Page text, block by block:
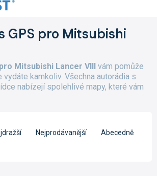
GPS pro Mitsubishi
Mitsubishi Lancer VIII vám pomůže
vydáte kamkoliv. Všechna autorádia s
nabízejí spolehlivé mapy, které vám
Nejprodávanější Abecedně